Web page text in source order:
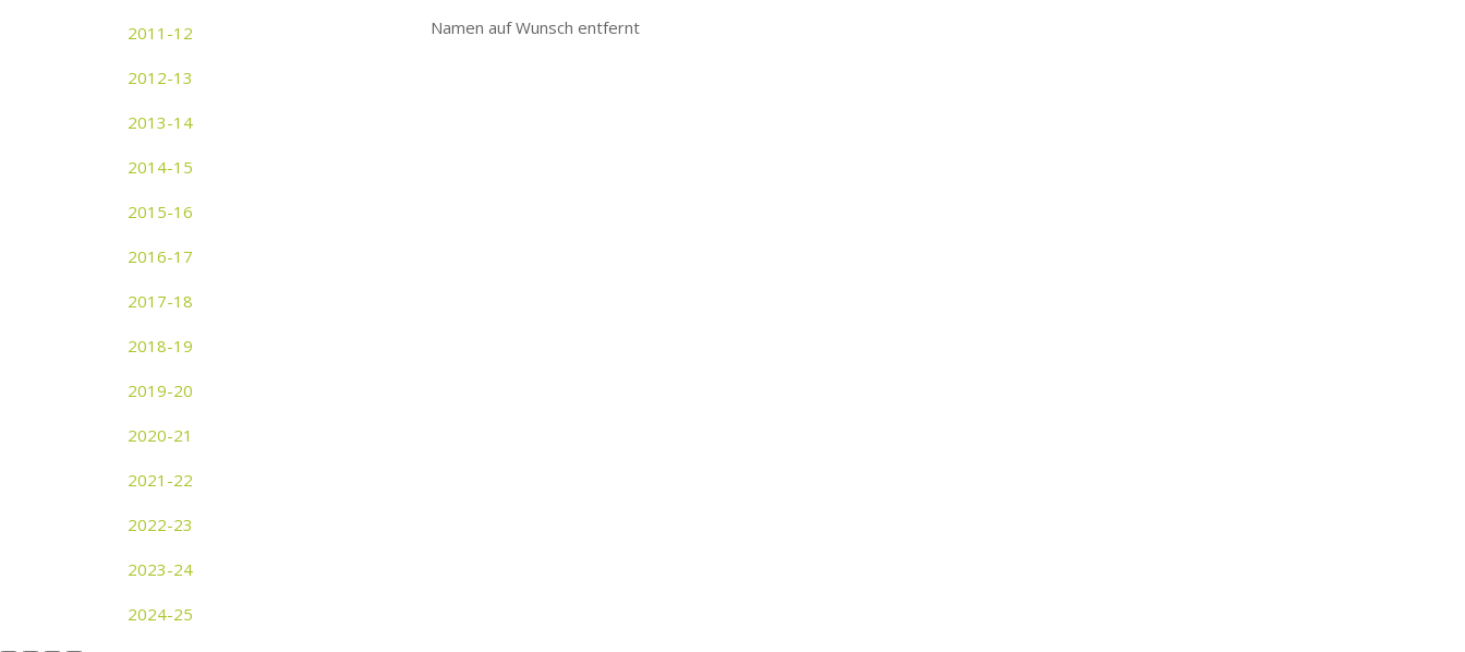
2011-12
2012-13
2013-14
2014-15
2015-16
2016-17
2017-18
2018-19
2019-20
2020-21
2021-22
2022-23
2023-24
2024-25
Namen auf Wunsch entfernt